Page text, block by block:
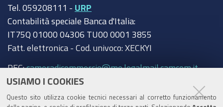
USIAMO I COOKIES
Questo sito utilizza cookie tecnici necessari al corretto funzionamento
Tel. 059208111 - URP
Contabilità speciale Banca d'Italia:
IT75Q 01000 04306 TU00 0001 3855
Fatt. elettronica - Cod. univoco: XECKYI
PEC:cameradicommercio@mo.legalmail.camcom.it
Trasparenza